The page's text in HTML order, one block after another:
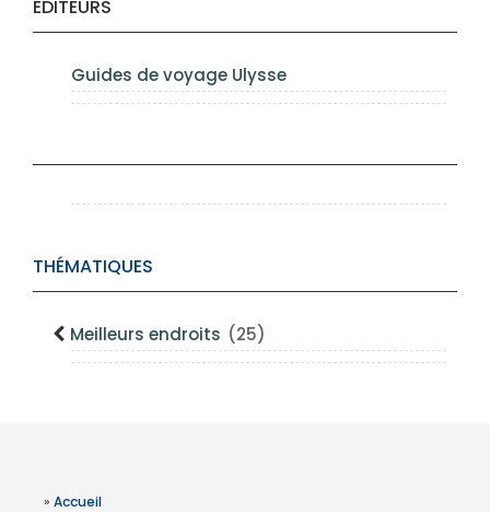
ÉDITEURS
Guides de voyage Ulysse
THÉMATIQUES
Meilleurs endroits (25)
» Accueil